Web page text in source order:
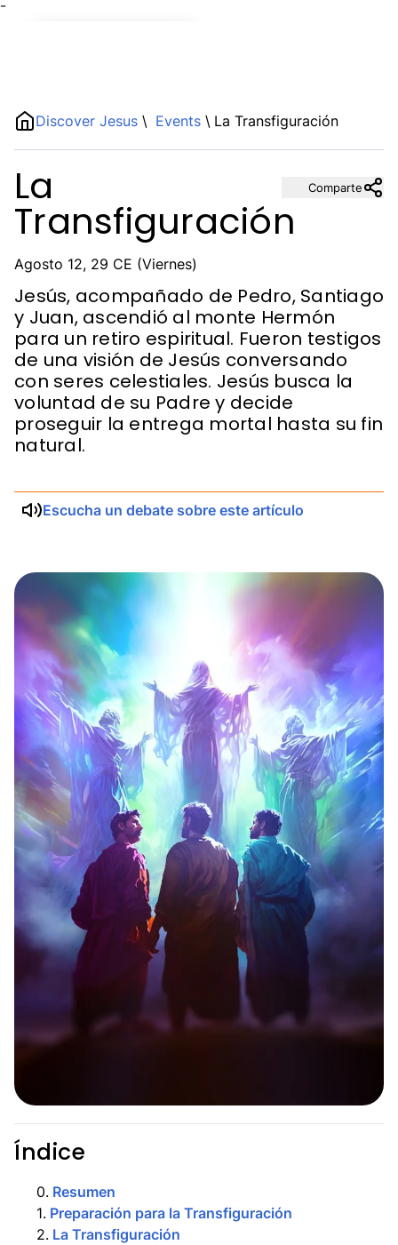
¯
Discover Jesus \ Events \ La Transfiguración
La
Transfiguración
Agosto 12, 29 CE (Viernes)
Jesús, acompañado de Pedro, Santiago
y Juan, ascendió al monte Hermón
para un retiro espiritual. Fueron testigos
de una visión de Jesús conversando
con seres celestiales. Jesús busca la
voluntad de su Padre y decide
proseguir la entrega mortal hasta su fin
natural.
Comparte
Escucha un debate sobre este artículo
Índice
0. Resumen
1. Preparación para la Transfiguración
2. La Transfiguración